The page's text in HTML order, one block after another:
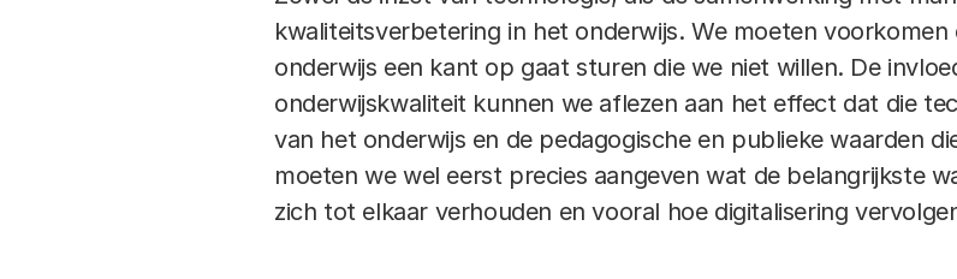
kwaliteitsverbetering in het onderwijs. We moeten
onderwijs een kant op gaat sturen die we niet willen. De
onderwijskwaliteit kunnen we aflezen aan het effect dat die
van het onderwijs en de pedagogische en publieke waarden
moeten we wel eerst precies aangeven wat de belangrijkste
zich tot elkaar verhouden en vooral hoe digitalisering